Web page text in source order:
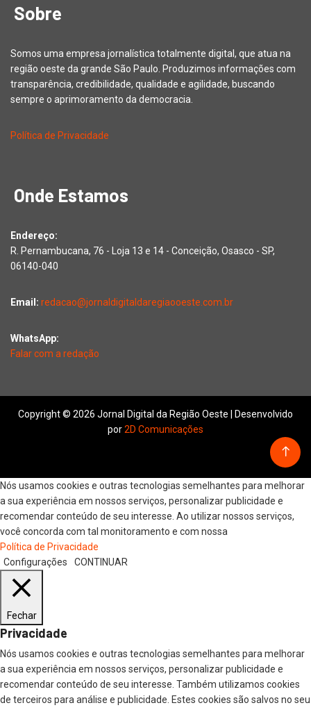
Sobre
Somos uma empresa jornalística totalmente digital, que atua na
região oeste da grande São Paulo. Produzimos informações com
transparência, credibilidade, qualidade e agilidade, buscando
sempre o aprimoramento da democracia.
Política de Privacidade
Onde Estamos
Endereço:
R. Pernambucana, 76 - Loja 13 e 14 - Conceição, Osasco - SP,
06140-040
Email: redacao@jornaldigitaldaregiaooeste.com.br
WhatsApp:
Falar com a redação
Copyright © 2026 Jornal Digital da Região Oeste | Desenvolvido
por2D Comunicações
Nós usamos cookies e outras tecnologias semelhantes para melhorar
a sua experiência em nossos serviços, personalizar publicidade e
recomendar conteúdo de seu interesse. Ao utilizar nossos serviços,
você concorda com tal monitoramento e com nossa
Política de Privacidade
Configurações
CONTINUAR
Fechar
Privacidade
Nós usamos cookies e outras tecnologias semelhantes para melhorar
a sua experiência em nossos serviços, personalizar publicidade e
recomendar conteúdo de seu interesse. Também utilizamos cookies
de terceiros para análise e publicidade. Estes cookies são salvos no seu